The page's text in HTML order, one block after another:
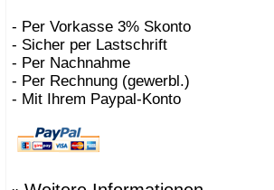
» Bozzoli, Lorenza
Brogliato, Alberto
Bruno Houssin
Bruno Rainaldi
Büscher, Sebastian D
Carlo Borer
Carlo Costantini
- Per Vorkasse 3% Skonto
- Sicher per Lastschrift
- Per Nachnahme
- Per Rechnung (gewerbl.)
- Mit Ihrem Paypal-Konto